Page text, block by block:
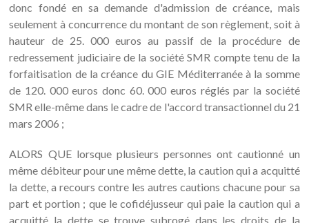
donc fondé en sa demande d'admission de créance, mais
seulement à concurrence du montant de son règlement, soit à
hauteur de 25. 000 euros au passif de la procédure de
redressement judiciaire de la société SMR compte tenu de la
forfaitisation de la créance du GIE Méditerranée à la somme
de 120. 000 euros donc 60. 000 euros réglés par la société
SMR elle-même dans le cadre de l'accord transactionnel du 21
mars 2006 ;
ALORS QUE lorsque plusieurs personnes ont cautionné un
même débiteur pour une même dette, la caution qui a acquitté
la dette, a recours contre les autres cautions chacune pour sa
part et portion ; que le cofidéjusseur qui paie la caution qui a
acquitté la dette se trouve subrogé dans les droits de la